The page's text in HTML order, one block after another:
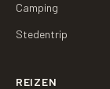
Camping
Stedentrip
REIZEN